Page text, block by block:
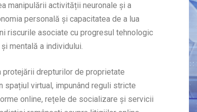
manipulării activității neuronale și a
personală și capacitatea de a lua
riscurile asociate cu progresul tehnologic
mentală a individului.
drepturilor de proprietate
spațiul virtual, impunând reguli stricte
online, rețele de socializare și servicii